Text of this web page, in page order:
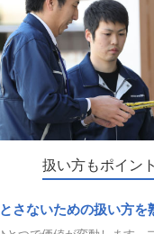
扱い方もポイント
さないための扱い方を